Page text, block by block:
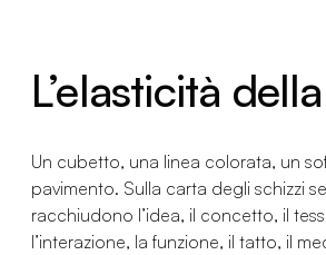
L’elasticità
Un cubetto, una linea colorata, un
pavimento. Sulla carta degli schizzi
racchiudono l’idea, il concetto, il
l’interazione, la funzione, il tatto, il